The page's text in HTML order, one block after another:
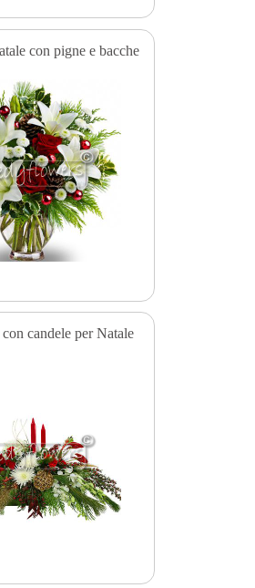
con pigne e bacche
candele per Natale